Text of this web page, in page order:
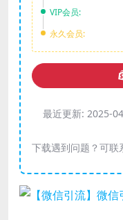
VIP会员:
永久会员:
最近更新: 2025-
下载遇到问题？可联